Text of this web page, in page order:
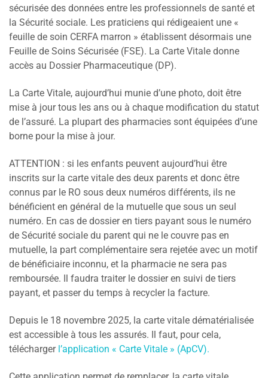
sécurisée des données entre les professionnels de santé et
la Sécurité sociale. Les praticiens qui rédigeaient une «
feuille de soin CERFA marron » établissent désormais une
Feuille de Soins Sécurisée (FSE). La Carte Vitale donne
accès au Dossier Pharmaceutique (DP).
La Carte Vitale, aujourd’hui munie d’une photo, doit être
mise à jour tous les ans ou à chaque modification du statut
de l’assuré. La plupart des pharmacies sont équipées d’une
borne pour la mise à jour.
ATTENTION : si les enfants peuvent aujourd’hui être
inscrits sur la carte vitale des deux parents et donc être
connus par le RO sous deux numéros différents, ils ne
bénéficient en général de la mutuelle que sous un seul
numéro. En cas de dossier en tiers payant sous le numéro
de Sécurité sociale du parent qui ne le couvre pas en
mutuelle, la part complémentaire sera rejetée avec un motif
de bénéficiaire inconnu, et la pharmacie ne sera pas
remboursée. Il faudra traiter le dossier en suivi de tiers
payant, et passer du temps à recycler la facture.
Depuis le 18 novembre 2025, la carte vitale dématérialisée
est accessible à tous les assurés. Il faut, pour cela,
télécharger l’application « Carte Vitale » (ApCV).